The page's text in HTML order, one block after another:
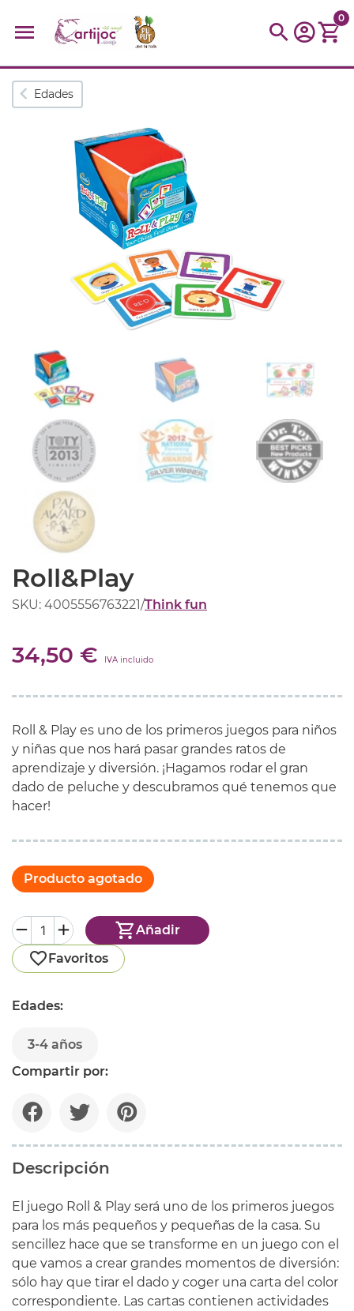
Búsquedas populares
Moulin
kit kidynight
0
Edades
Roll&Play
SKU: 4005556763221/Think fun
34,50 € IVA incluido
Roll & Play es uno de los primeros juegos para niños
y niñas que nos hará pasar grandes ratos de
aprendizaje y diversión. ¡Hagamos rodar el gran
dado de peluche y descubramos qué tenemos que
hacer!
Producto agotado
Añadir
Favoritos
Edades:
3-4 años
Compartir por:
Descripción
El juego Roll & Play será uno de los primeros juegos
para los más pequeños y pequeñas de la casa. Su
sencillez hace que se transforme en un juego con el
que vamos a crear grandes momentos de diversión:
sólo hay que tirar el dado y coger una carta del color
correspondiente. Las cartas contienen actividades